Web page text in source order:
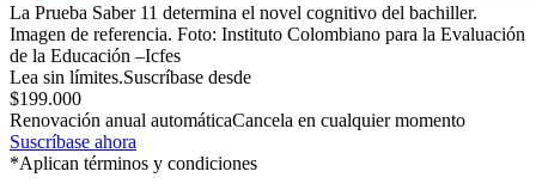
La Prueba Saber 11 determina el novel cognitivo del bachiller.
Imagen de referencia. Foto: Instituto Colombiano para la Evaluación
de la Educación –Icfes
Lea sin límites.Suscríbase desde
$199.000
Renovación anual automáticaCancela en cualquier momento
Suscríbase ahora
*Aplican términos y condiciones